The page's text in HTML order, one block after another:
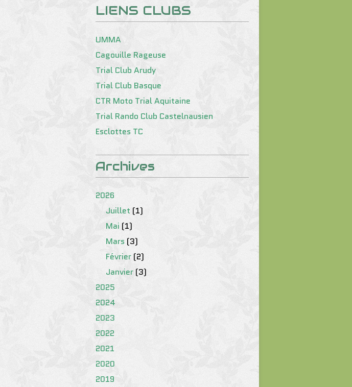
LIENS CLUBS
UMMA
Cagouille Rageuse
Trial Club Arudy
Trial Club Basque
CTR Moto Trial Aquitaine
Trial Rando Club Castelnausien
Esclottes TC
Archives
2026
Juillet (1)
Mai (1)
Mars (3)
Février (2)
Janvier (3)
2025
2024
2023
2022
2021
2020
2019